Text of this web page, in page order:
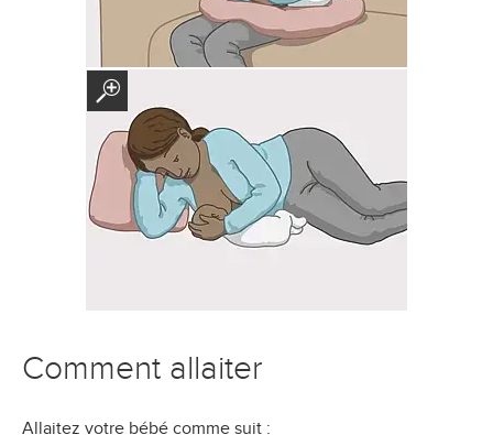
Comment allaiter
Allaitez votre bébé comme suit :